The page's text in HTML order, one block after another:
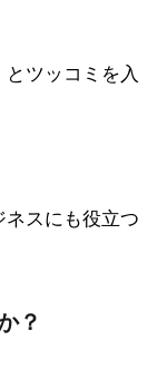
ツッコミを入
スにも役立つ
？